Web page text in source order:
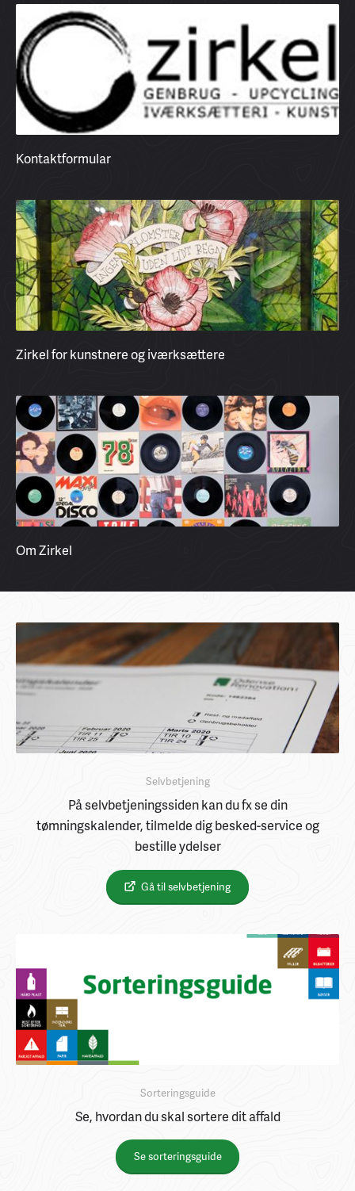
Kontaktformular
Zirkel for kunstnere og iværksættere
Om Zirkel
Selvbetjening
På selvbetjeningssiden kan du fx se din
tømningskalender, tilmelde dig besked-service og
bestille ydelser
Gå til selvbetjening
Sorteringsguide
Se, hvordan du skal sortere dit affald
Se sorteringsguide